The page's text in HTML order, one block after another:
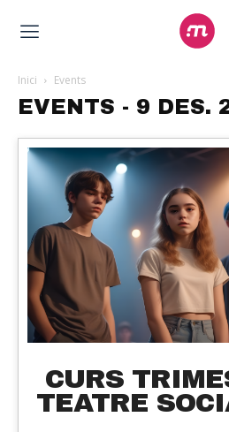
Inici Events
EVENTS - 9 DES.
CURS
TEATRE